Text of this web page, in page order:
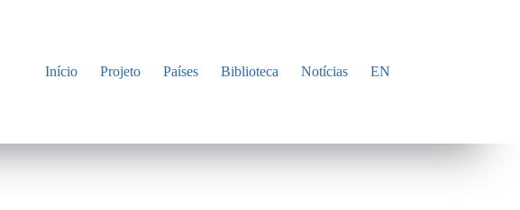
Início
Projeto Países Biblioteca Notícias EN